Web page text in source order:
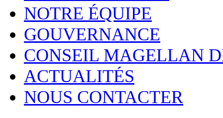
NOTRE ÉQUIPE
GOUVERNANCE
CONSEIL MAGELLAN
ACTUALITÉS
NOUS CONTACTER